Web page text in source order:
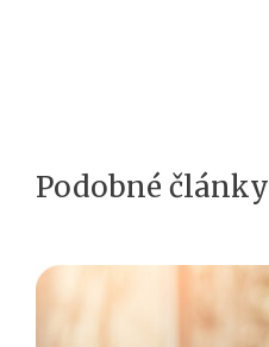
Podobné články